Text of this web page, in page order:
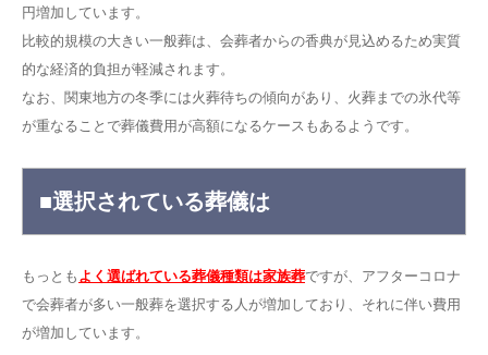
円増加しています。
比較的規模の大きい一般葬は、会葬者からの香典が見込めるため実質
的な経済的負担が軽減されます。
なお、関東地方の冬季には火葬待ちの傾向があり、火葬までの氷代等
が重なることで葬儀費用が高額になるケースもあるようです。
■選択されている葬儀は
もっともよく選ばれている葬儀種類は家族葬ですが、アフターコロナ
で会葬者が多い一般葬を選択する人が増加しており、それに伴い費用
が増加しています。